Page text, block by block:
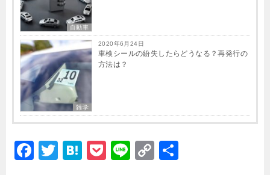
自動車
雑学
2020年6月24日
車検シールの紛失したらどうなる？再発行の
方法は？
F
T
H
P
Li
C